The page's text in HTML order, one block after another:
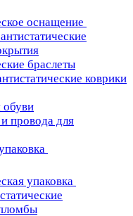
оснащение
браслеты
коврики
обуви
провода для
упаковка